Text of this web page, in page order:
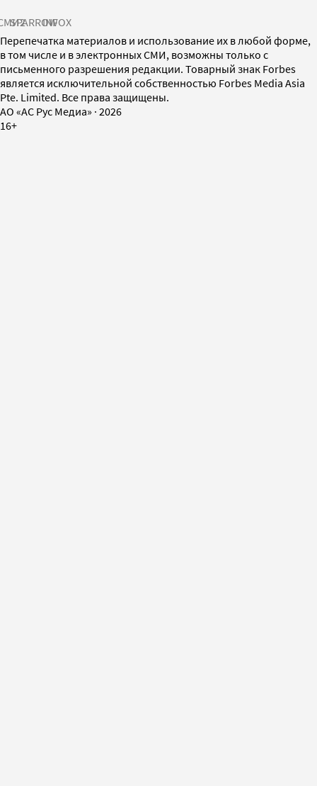
SPARROWINFOX
Перепечатка материалов и использование их в любой форме,
в том числе и в электронных СМИ, возможны только с
письменного разрешения редакции. Товарный знак Forbes
является исключительной собственностью Forbes Media Asia
Pte. Limited. Все права защищены.
AO «АС Рус Медиа» · 2026
16+